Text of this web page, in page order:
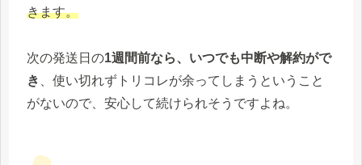
きます。
次の発送日の1週間前なら、いつでも中断や解約がで
き
、使い切れずトリコレが余ってしまうということ
がないので、安心して続けられそうですよね。